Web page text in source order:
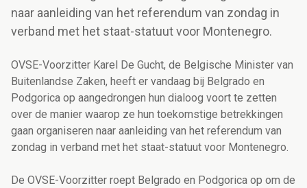
naar aanleiding van het referendum van zondag in
verband met het staat-statuut voor Montenegro.
OVSE-Voorzitter Karel De Gucht, de Belgische Minister van
Buitenlandse Zaken, heeft er vandaag bij Belgrado en
Podgorica op aangedrongen hun dialoog voort te zetten
over de manier waarop ze hun toekomstige betrekkingen
gaan organiseren naar aanleiding van het referendum van
zondag in verband met het staat-statuut voor Montenegro.
De OVSE-Voorzitter roept Belgrado en Podgorica op om de